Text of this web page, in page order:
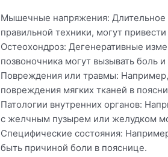
Мышечные напряжения: Длительное
правильной техники, могут
Остеохондроз: Дегенеративные
позвоночника могут вызывать боль
Повреждения или травмы:
повреждения мягких тканей в
Патологии внутренних органов:
с желчным пузырем или желудком
Специфические состояния:
быть причиной боли в пояснице.